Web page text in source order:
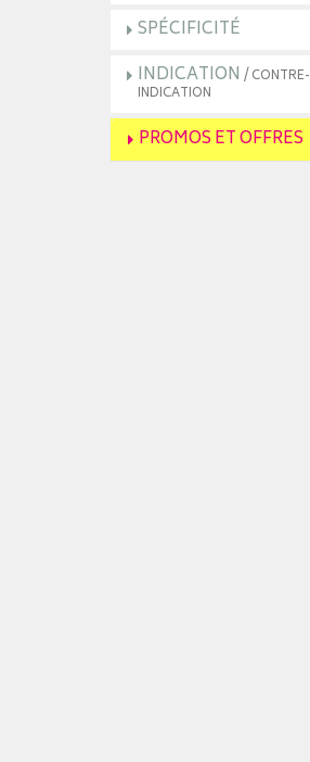
SPÉCIFICITÉ
INDICATION / CONTRE-
INDICATION
PROMOS ET OFFRES